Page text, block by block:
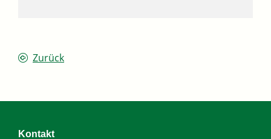
Zurück
Kontakt